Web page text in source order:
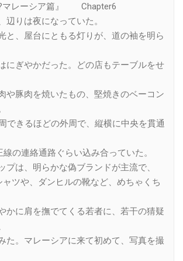
?マレーシア篇』 Chapter6
辺りは夜になっていた。
と、屋台にともる灯りが、道の袖を明ら
にぎやかだった。どの店もテーブルをせ
や豚肉を焼いたもの、堅焼きのベーコン
できるほどの外周で、縦横に中央を貫通
の連絡通路ぐらい込み合っていた。
プは、明らかな偽ブランドが主流で、
ャツや、ダンヒルの靴など、めちゃくち
かに肩を撫でてくる若者に、若干の猜疑
た。マレーシアに来て初めて、写真を撮